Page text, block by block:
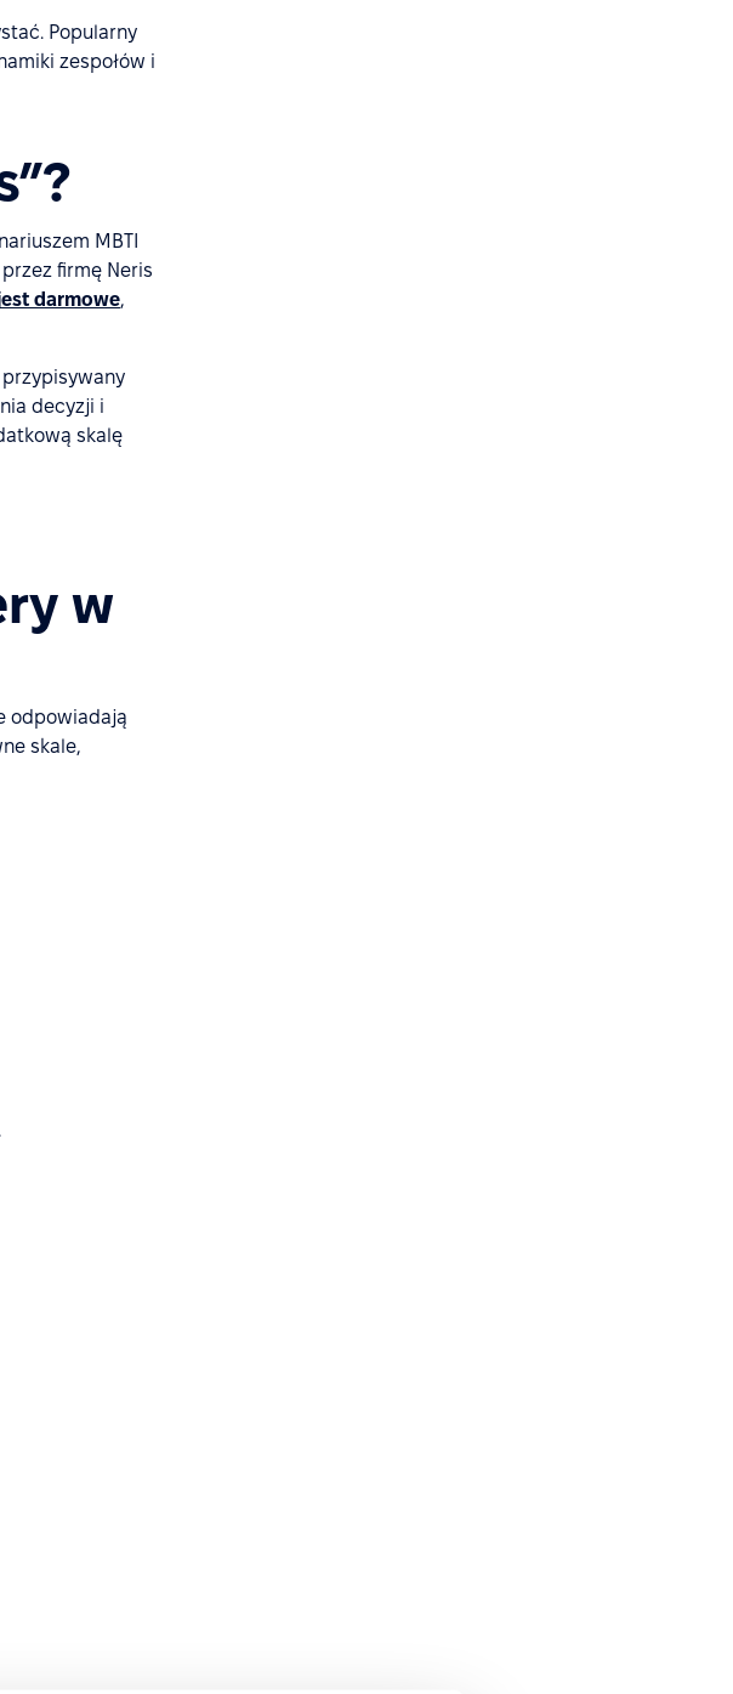
Popularny
zespołów i
MBTI
firmę Neris
darmowe,
decyzji i
skalę
w
odpowiadają
skale,